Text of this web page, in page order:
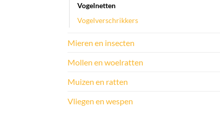
Vogelnetten
Vogelverschrikkers
Mieren en insecten
Mollen en woelratten
Muizen en ratten
Vliegen en wespen